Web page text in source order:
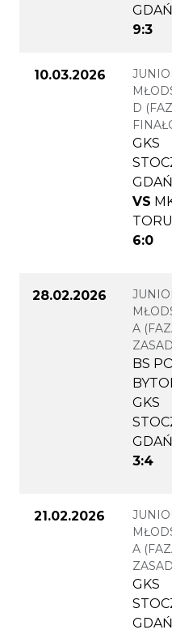
9:3
10.03.2026
D
GKS
VS
6:0
28.02.2026
A
BS
GKS
3:4
21.02.2026
A
GKS